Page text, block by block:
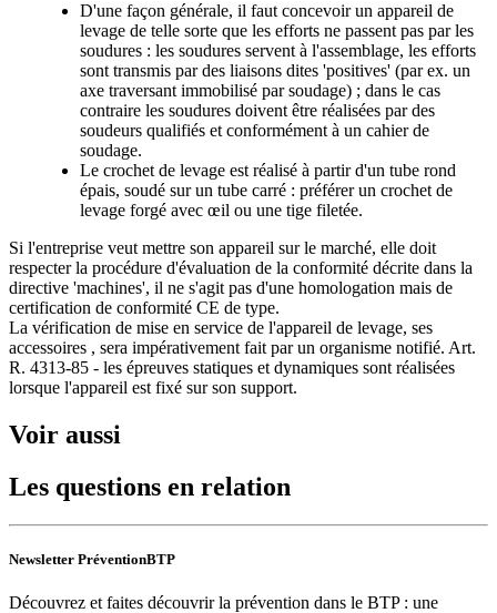
D'une façon générale, il faut concevoir un appareil de
levage de telle sorte que les efforts ne passent pas par les
soudures : les soudures servent à l'assemblage, les efforts
sont transmis par des liaisons dites 'positives' (par ex. un
axe traversant immobilisé par soudage) ; dans le cas
contraire les soudures doivent être réalisées par des
soudeurs qualifiés et conformément à un cahier de
soudage.
Le crochet de levage est réalisé à partir d'un tube rond
épais, soudé sur un tube carré : préférer un crochet de
levage forgé avec œil ou une tige filetée.
Si l'entreprise veut mettre son appareil sur le marché, elle doit
respecter la procédure d'évaluation de la conformité décrite dans la
directive 'machines', il ne s'agit pas d'une homologation mais de
certification de conformité CE de type.
La vérification de mise en service de l'appareil de levage, ses
accessoires , sera impérativement fait par un organisme notifié. Art.
R. 4313-85 - les épreuves statiques et dynamiques sont réalisées
lorsque l'appareil est fixé sur son support.
Voir aussi
Les questions en relation
Newsletter PréventionBTP
Découvrez et faites découvrir la prévention dans le BTP : une